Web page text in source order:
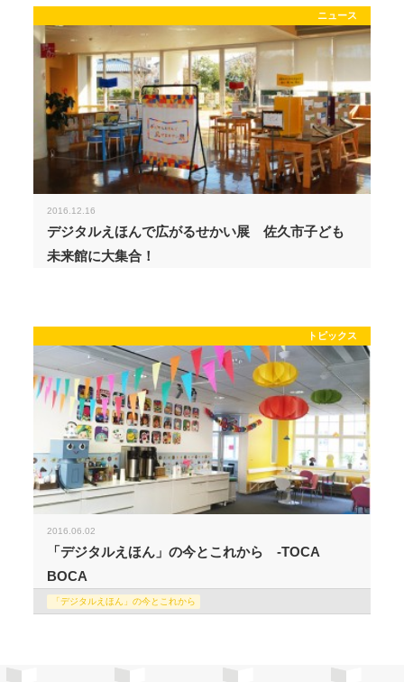
ニュース
2016.12.16
デジタルえほんで広がるせかい展 佐久市子ども
未来館に大集合！
トピックス
2016.06.02
「デジタルえほん」の今とこれから -TOCA
BOCA
「デジタルえほん」の今とこれから